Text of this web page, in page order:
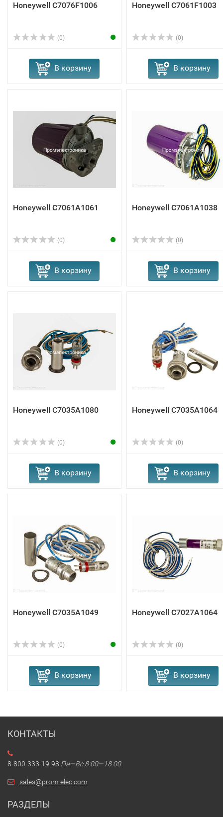
Honeywell C7076F1006
(0)
В корзину
Honeywell C7061F1003
(0)
В корзину
Honeywell C7061A1061
(0)
В корзину
Honeywell C7061A1038
(0)
В корзину
Honeywell C7035A1080
(0)
В корзину
Honeywell C7035A1064
(0)
В корзину
Honeywell C7035A1049
(0)
В корзину
Honeywell C7027A1064
(0)
В корзину
КОНТАКТЫ
8-800-333-19-98 Пн—Вс 8:00—18:00
sales@prom-elec.com
РАЗДЕЛЫ